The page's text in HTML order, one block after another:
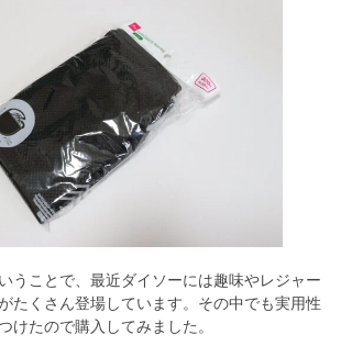
うことで、最近ダイソーには趣味やレジャー
たくさん登場しています。その中でも実用性
けたので購入してみました。